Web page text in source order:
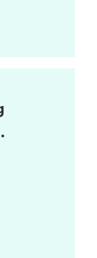
展開了沉
音的當代
郊永續發